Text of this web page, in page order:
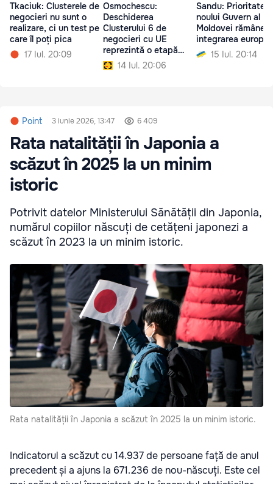
Tkaciuk: Clusterele de
negocieri nu sunt o
realizare, ci un test pe
care îl poți pica
17 Iul. 20:09
Osmochescu:
Deschiderea
Clusterului 6 de
negocieri cu UE
reprezintă o etapă
importantă pentru
Moldova
14 Iul. 20:06
Sandu: Prioritatea
noului Guvern al
Moldovei rămâne
integrarea
15 Iul. 20:14
Point 3 iunie 2026, 13:47 6 409
Rata natalității în Japonia a
scăzut în 2025 la un minim
istoric
Potrivit datelor Ministerului Sănătății din Japonia,
numărul copiilor născuți de cetățeni japonezi a
scăzut în 2023 la un minim istoric.
Rata natalității în Japonia a scăzut în 2025 la un minim istoric.
Indicatorul a scăzut cu 14.937 de persoane față de anul
precedent și a ajuns la 671.236 de nou-născuți. Este cel